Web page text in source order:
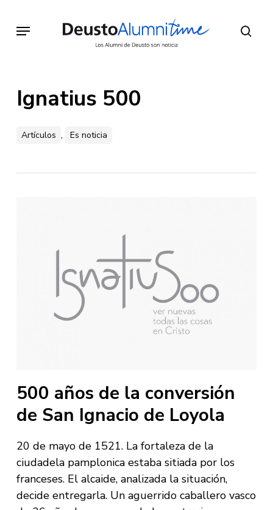
main
Menu
Ignatius 500
Artículos , Es noticia
500 años de la conversión
de San Ignacio de Loyola
20 de mayo de 1521. La fortaleza de la
ciudadela pamplonica estaba sitiada por los
franceses. El alcaide, analizada la situación,
decide entregarla. Un aguerrido caballero vasco